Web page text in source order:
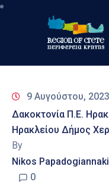
Περιφέρεια
&
Δράσεις
Ψηφιακές
Υπηρεσίες
9 Αυγούστου, 2023
Δακοκτονία Π.Ε.
Ηρακλείου Δήμος
By
Nikos
0